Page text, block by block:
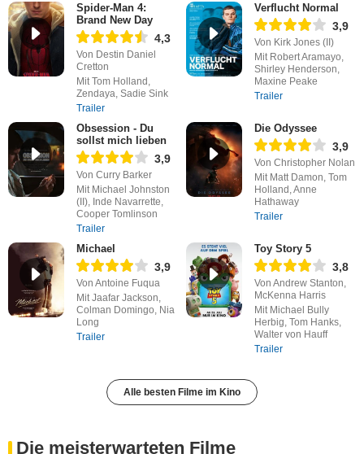
Spider-Man 4:
Brand New Day
4,3
Von Destin Daniel
Cretton
Mit Tom Holland,
Zendaya, Sadie Sink
Trailer
Verflucht Normal
3,9
Von Kirk Jones (II)
Mit Robert Aramayo,
Shirley Henderson,
Maxine Peake
Trailer
Obsession - Du
sollst mich lieben
3,9
Von Curry Barker
Mit Michael Johnston
(II), Inde Navarrette,
Cooper Tomlinson
Trailer
Die Odyssee
3,9
Von Christopher Nolan
Mit Matt Damon, Tom
Holland, Anne
Hathaway
Trailer
Michael
3,9
Von Antoine Fuqua
Mit Jaafar Jackson,
Colman Domingo, Nia
Long
Trailer
Toy Story 5
3,8
Von Andrew Stanton,
McKenna Harris
Mit Michael Bully
Herbig, Tom Hanks,
Walter von Hauff
Trailer
Alle besten Filme im Kino
Die meisterwarteten Filme